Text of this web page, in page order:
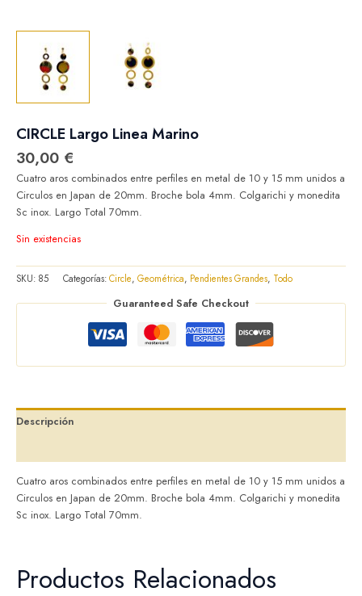
CIRCLE Largo Linea Marino
30,00 €
Cuatro aros combinados entre perfiles en metal de 10 y 15 mm unidos a
Circulos en Japan de 20mm. Broche bola 4mm. Colgarichi y monedita
Sc inox. Largo Total 70mm.
Sin existencias
SKU: 85 Categorías:Circle, Geométrica, Pendientes Grandes, Todo
Guaranteed Safe Checkout
Descripción
Cuatro aros combinados entre perfiles en metal de 10 y 15 mm unidos a
Circulos en Japan de 20mm. Broche bola 4mm. Colgarichi y monedita
Sc inox. Largo Total 70mm.
Productos Relacionados